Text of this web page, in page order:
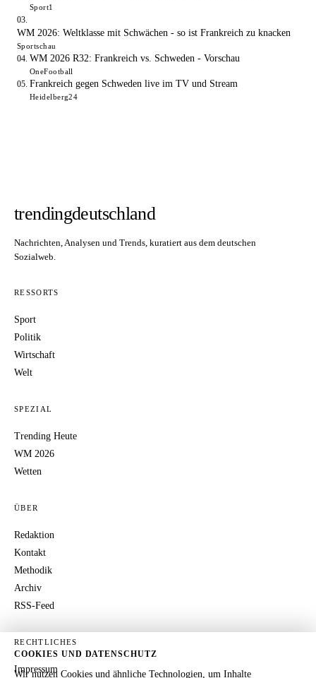
Sport1
WM 2026: Weltklasse mit Schwächen - so ist Frankreich zu knacken
Sportschau
WM 2026 R32: Frankreich vs. Schweden - Vorschau
OneFootball
Frankreich gegen Schweden live im TV und Stream
Heidelberg24
trendingdeutschland
Nachrichten, Analysen und Trends, kuratiert aus dem deutschen
Sozialweb.
RESSORTS
Sport
Politik
Wirtschaft
Welt
SPEZIAL
Trending Heute
WM 2026
Wetten
ÜBER
Redaktion
Kontakt
Methodik
Archiv
RSS-Feed
RECHTLICHES
Impressum
COOKIES UND DATENSCHUTZ
Wir nutzen Cookies und ähnliche Technologien, um Inhalte